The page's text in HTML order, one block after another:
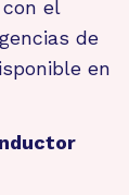
el
de
en